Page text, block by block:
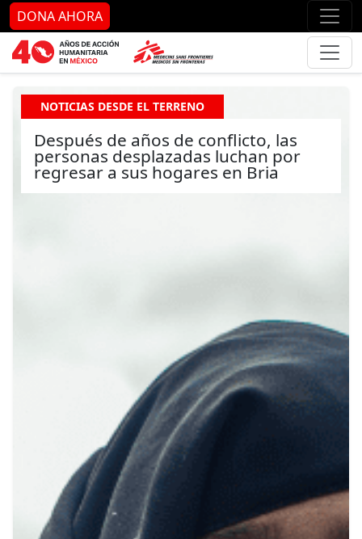
Ir al contenido principal Ir
DONA AHORA
NOTICIAS DESDE EL TERRENO
Después de años de conflicto, las
personas desplazadas luchan por
regresar a sus hogares en Bria